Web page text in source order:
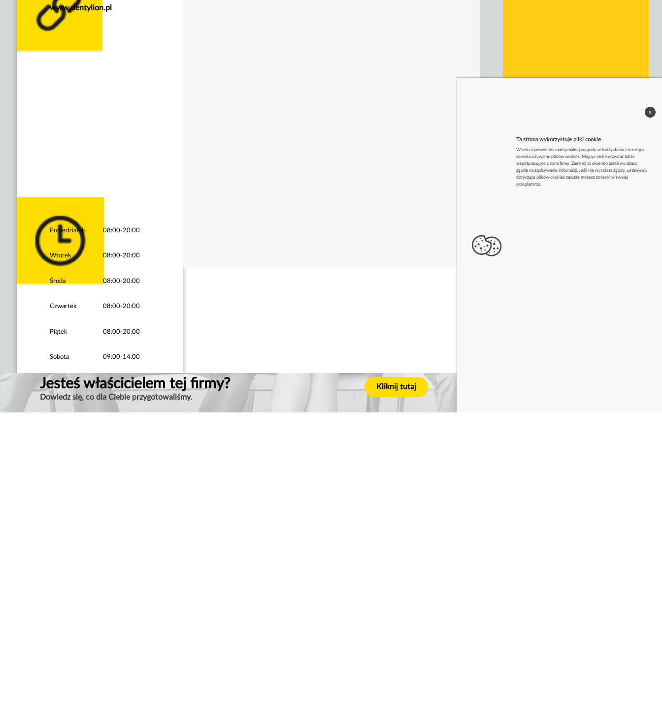
www.dentylion.pl
Poniedziałek 08:00-20:00
Wtorek 08:00-20:00
Środa 08:00-20:00
Czwartek 08:00-20:00
Piątek 08:00-20:00
Sobota 09:00-14:00
Jesteś właścicielem tej firmy?
Dowiedz się, co dla Ciebie przygotowaliśmy.
Kliknij tutaj
Ta strona wykorzystuje pliki cookie
W celu zapewnienia maksymalnej wygody w korzystaniu z naszego
serwisu używamy plików cookies. Mogą z nich korzystać także
współpracujące z nami firmy. Zamknij to okienko jeżeli wyrażasz
zgodę na zapisywanie informacji. Jeśli nie wyrażasz zgody, ustawienia
dotyczące plików cookies zawsze możesz zmienić w swojej
przeglądarce.
x